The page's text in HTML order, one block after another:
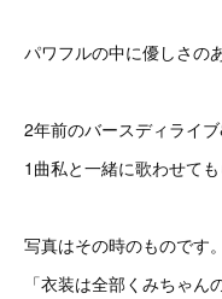
パワフルの中に優しさの
2年前のバースディライ
1曲私と一緒に歌わせて
写真はその時のものです。
「衣装は全部くみちゃん